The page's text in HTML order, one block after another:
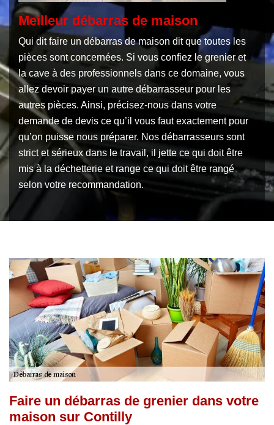
Meilleur débarras de maison
Qui dit faire un débarras de maison dit que toutes les
pièces sont concernées. Si vous confiez le grenier et
la cave à des professionnels dans ce domaine, vous
allez devoir payer un autre débarrasseur pour les
autres pièces. Ainsi, précisez-nous dans votre
demande de devis ce qu’il vous faut exactement pour
qu’on puisse nous préparer. Nos débarrasseurs sont
strict et sérieux dans le travail, il jette ce qui doit être
mis à la déchetterie et range ce qui doit être rangé
selon votre recommandation.
Faire un débarras de grenier dans votre
maison sur Contilly